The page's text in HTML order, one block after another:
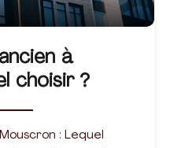
à
choisir ?
: Lequel